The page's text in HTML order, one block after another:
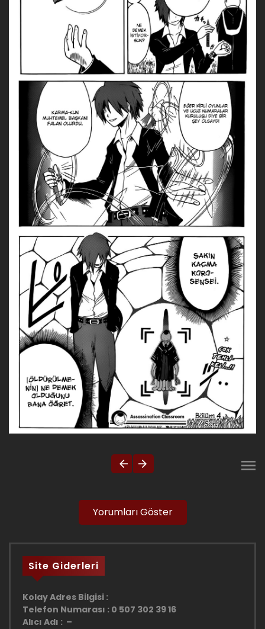
Yorumları Göster
Site Giderleri
Kolay Adres Bilgisi :
Telefon Numarası : 0 507 302 39 16
Alıcı Adı : –